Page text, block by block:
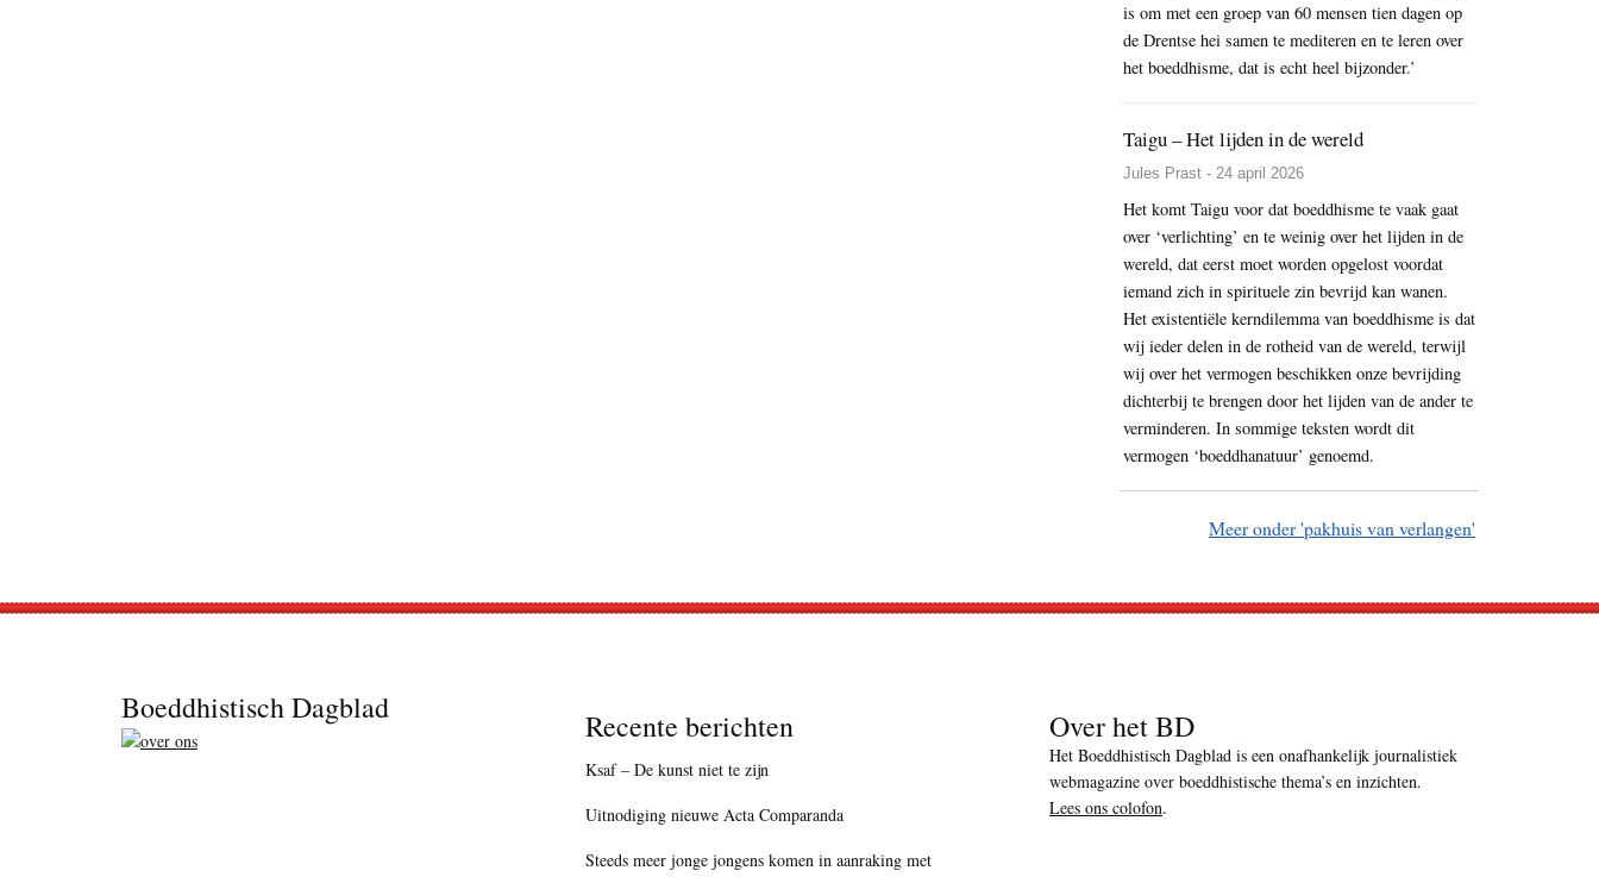
is om met een groep van 60 mensen tien dagen op
de Drentse hei samen te mediteren en te leren over
het boeddhisme, dat is echt heel bijzonder.’
Taigu – Het lijden in de wereld
Jules Prast - 24 april 2026
Het komt Taigu voor dat boeddhisme te vaak gaat
over ‘verlichting’ en te weinig over het lijden in de
wereld, dat eerst moet worden opgelost voordat
iemand zich in spirituele zin bevrijd kan wanen.
Het existentiële kerndilemma van boeddhisme is dat
wij ieder delen in de rotheid van de wereld, terwijl
wij over het vermogen beschikken onze bevrijding
dichterbij te brengen door het lijden van de ander te
verminderen. In sommige teksten wordt dit
vermogen ‘boeddhanatuur’ genoemd.
Meer onder 'pakhuis van verlangen'
Boeddhistisch Dagblad Recente berichten
Ksaf – De kunst niet te zijn
Uitnodiging nieuwe Acta Comparanda
Steeds meer jonge jongens komen in aanraking met
Over het BD
Het Boeddhistisch Dagblad is een onafhankelijk journalistiek
webmagazine over boeddhistische thema’s en inzichten.
Lees ons colofon.